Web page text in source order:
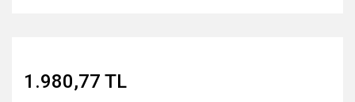
1.980,77 TL